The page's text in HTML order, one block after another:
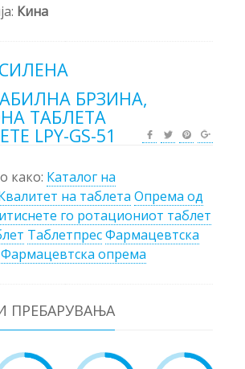
Кина
БРЗИНА,
ТАБЛЕТА
LPY-GS-51
како: Каталог на
на таблета Опрема од
го ротациониот таблет
ТаблетпресФармацевтска
Фармацевтска опрема
ПРЕБАРУВАЊА